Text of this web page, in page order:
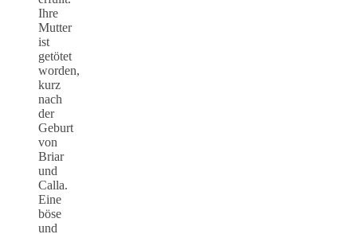
Ihre
Mutter
ist
getötet
worden,
kurz
nach
der
Geburt
von
Briar
und
Calla.
Eine
böse
und